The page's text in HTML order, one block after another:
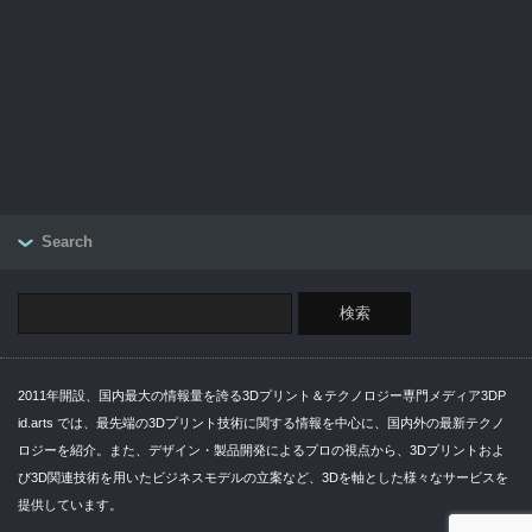
Search
2011年開設、国内最大の情報量を誇る3Dプリント＆テクノロジー専門メディア3DP
id.arts では、最先端の3Dプリント技術に関する情報を中心に、国内外の最新テクノ
ロジーを紹介。また、デザイン・製品開発によるプロの視点から、3Dプリントおよ
び3D関連技術を用いたビジネスモデルの立案など、3Dを軸とした様々なサービスを
提供しています。